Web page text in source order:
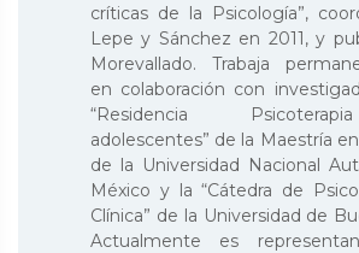
críticas de la Psicología”,
Lepe y Sánchez en 2011, y
Morevallado. Trabaja
en colaboración con
“Residencia
adolescentes” de la Maestría
de la Universidad Nacional
México y la “Cátedra de
Clínica” de la Universidad de
Actualmente es